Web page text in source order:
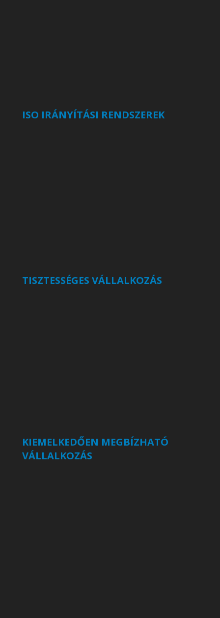
ISO IRÁNYÍTÁSI RENDSZEREK
TISZTESSÉGES VÁLLALKOZÁS
KIEMELKEDŐEN MEGBÍZHATÓ
VÁLLALKOZÁS